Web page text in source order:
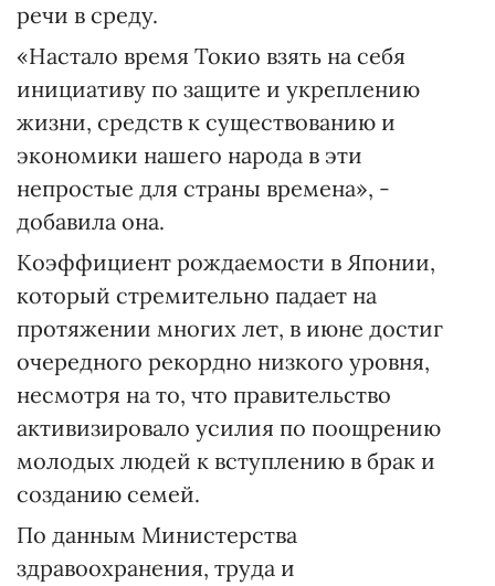
речи в среду.
«Настало время Токио взять на себя
инициативу по защите и укреплению
жизни, средств к существованию и
экономики нашего народа в эти
непростые для страны времена», -
добавила она.
Коэффициент рождаемости в Японии,
который стремительно падает на
протяжении многих лет, в июне достиг
очередного рекордно низкого уровня,
несмотря на то, что правительство
активизировало усилия по поощрению
молодых людей к вступлению в брак и
созданию семей.
По данным Министерства
здравоохранения, труда и